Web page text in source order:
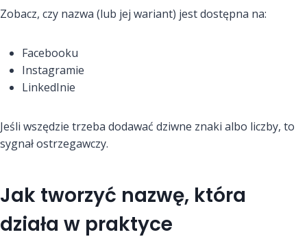
Zobacz, czy nazwa (lub jej wariant) jest dostępna na:
Facebooku
Instagramie
LinkedInie
Jeśli wszędzie trzeba dodawać dziwne znaki albo liczby, to
sygnał ostrzegawczy.
Jak tworzyć nazwę, która
działa w praktyce